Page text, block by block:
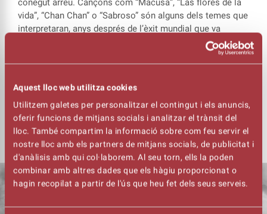
Aquest lloc web utilitza cookies
Utilitzem galetes per personalitzar el contingut i els anuncis,
oferir funcions de mitjans socials i analitzar el trànsit del
lloc. També compartim la informació sobre com feu servir el
nostre lloc amb els partners de mitjans socials, de publicitat i
d'anàlisis amb qui col·laborem. Al seu torn, ells la poden
combinar amb altres dades que els hàgiu proporcionat o
hagin recopilat a partir de l'ús que heu fet dels seus serveis.
vida”, “Chan Chan” o “Sabroso” són alguns dels temes que
interpretaran, anys després de l’èxit mundial que va
aconseguir el disc Buena Vista Social Club de l’Havana,
un dels més reconeguts en el seu moment dins el ball, els
boleros i el son cubà.
Consulta les mesures de seguretat i prevenció de la
COVID-19 AQUÍ